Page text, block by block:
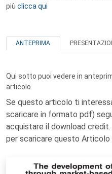
più clicca qui
ANTEPRIMA
Qui sotto puoi vedere in
articolo.
Se questo articolo ti
scaricare in formato pdf)
acquistare il download credit.
per scaricare questo